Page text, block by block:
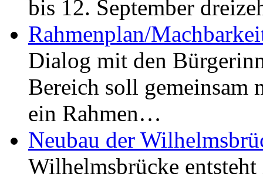
bis 12. September
Rahmenplan/
Dialog mit den
Bereich soll gemeinsam
ein Rahmen…
Neubau der
Wilhelmsbrücke